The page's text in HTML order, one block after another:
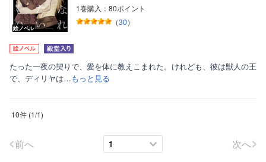
絵ノベル
1巻購入：80ポイント
（30）
たった一夜の契りで、愛を体に教えこまれた。けれども、彼は獣人の王
で、ディリヤは…もっと見る
10件 (1/1)
前へ 次へ